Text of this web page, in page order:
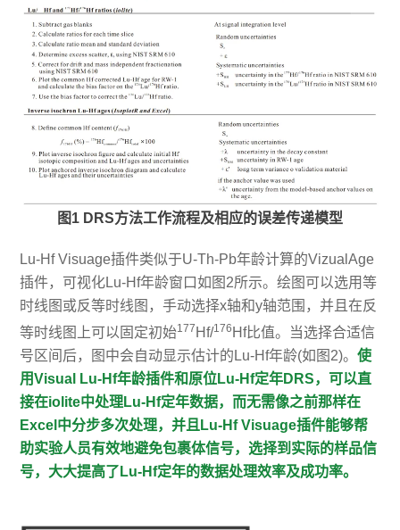
图1 DRS方法工作流程及相应的误差传递模型
Lu-Hf Visuage插件类似于U-Th-Pb年龄计算的VizualAge
插件，可视化Lu-Hf年龄窗口如图2所示。绘图可以选用等
时线图或反等时线图，手动选择x轴和y轴范围，并且在反
等时线图上可以固定初始177 Hf/176 Hf比值。当选择合适信
号区间后，图中会自动显示估计的Lu-Hf年龄(如图2)。使
用Visual Lu-Hf年龄插件和原位Lu-Hf定年DRS，可以直
接在iolite中处理Lu-Hf定年数据，而无需像之前那样在
Excel中分步多次处理，并且Lu-Hf Visuage插件能够帮
助实验人员有效地避免包裹体信号，选择到实际的样品信
号，大大提高了Lu-Hf定年的数据处理效率及成功率。